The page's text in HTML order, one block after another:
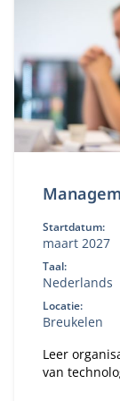
Startdatum:
maart 2027
Taal:
Nederlands
Locatie:
Breukelen
Leer
van